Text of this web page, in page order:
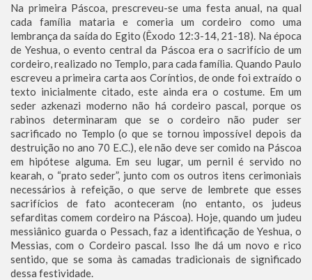
Na primeira Páscoa, prescreveu-se uma festa anual, na qual
cada família mataria e comeria um cordeiro como uma
lembrança da saída do Egito (Êxodo 12:3-14, 21-18). Na época
de Yeshua, o evento central da Páscoa era o sacrifício de um
cordeiro, realizado no Templo, para cada família. Quando Paulo
escreveu a primeira carta aos Coríntios, de onde foi extraído o
texto inicialmente citado, este ainda era o costume. Em um
seder azkenazi moderno não há cordeiro pascal, porque os
rabinos determinaram que se o cordeiro não puder ser
sacrificado no Templo (o que se tornou impossível depois da
destruição no ano 70 E.C.), ele não deve ser comido na Páscoa
em hipótese alguma. Em seu lugar, um pernil é servido no
kearah, o “prato seder”, junto com os outros itens cerimoniais
necessários à refeição, o que serve de lembrete que esses
sacrifícios de fato aconteceram (no entanto, os judeus
sefarditas comem cordeiro na Páscoa). Hoje, quando um judeu
messiânico guarda o Pessach, faz a identificação de Yeshua, o
Messias, com o Cordeiro pascal. Isso lhe dá um novo e rico
sentido, que se soma às camadas tradicionais de significado
dessa festividade.